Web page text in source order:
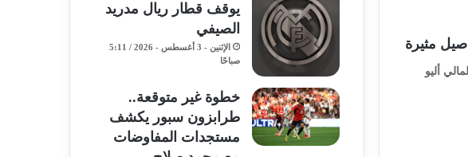
مثيرة
أليو
يوقف قطار ريال مدريد
الصيفي
الإثنين - 3 أغسطس - 2026 / 5:11
صباحًا
خطوة غير متوقعة..
طرابزون سبور يكشف
مستجدات المفاوضات